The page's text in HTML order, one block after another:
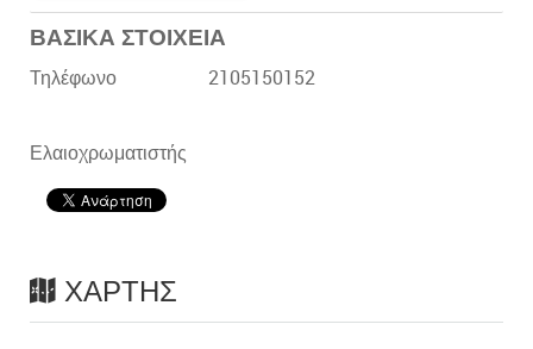
ΒΑΣΙΚΑ ΣΤΟΙΧΕΙΑ
Τηλέφωνο 2105150152
Ελαιοχρωματιστής
ΧΆΡΤΗΣ